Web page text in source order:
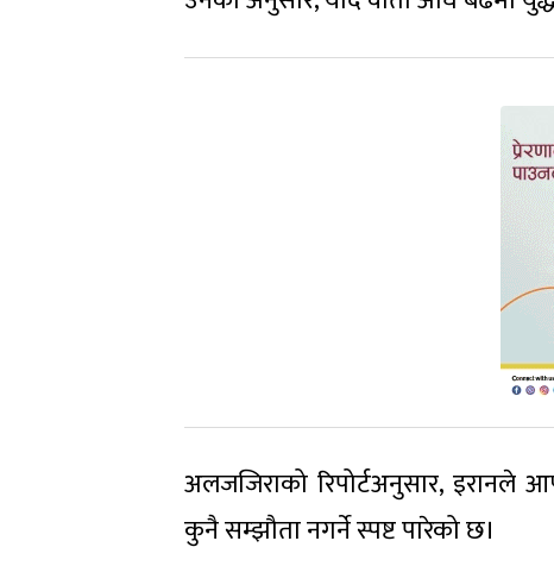
अलजजिराको रिपोर्टअनुसार, इरानले
कुनै सम्झौता नगर्ने स्पष्ट पारेको छ।